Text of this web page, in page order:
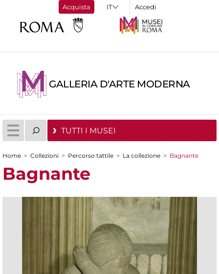
Acquista Accedi
GALLERIA D'ARTE MODERNA
TUTTI I MUSEI
Tu sei qui
Home > Collezioni > Percorso tattile > La collezione > Bagnante
Bagnante